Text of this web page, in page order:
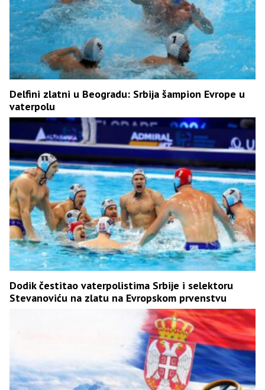
Delfini zlatni u Beogradu: Srbija šampion Evrope u
vaterpolu
Dodik čestitao vaterpolistima Srbije i selektoru
Stevanoviću na zlatu na Evropskom prvenstvu